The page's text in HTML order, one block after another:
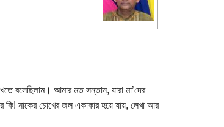
বসেছিলাম। আমার মত সন্তান, যারা মা’দের
কি! নাকের চোখের জল একাকার হয়ে যায়, লেখা আর